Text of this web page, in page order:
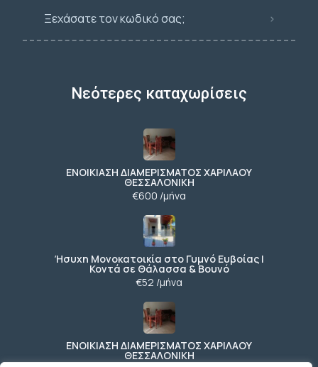
Ξεχάσατε τον κωδικό σας;
Νεότερες καταχωρίσεις
ΕΝΟΙΚΙΑΣΗ ΔΙΑΜΕΡΙΣΜΑΤΟΣ ΧΑΡΙΛΑΟΥ
ΘΕΣΣΑΛΟΝΙΚΗ
€600 /μήνα
Ήσυχη Μονοκατοικία στο Γυμνό Ευβοίας |
Κοντά σε Θάλασσα & Βουνό
€52 /μήνα
ΕΝΟΙΚΙΑΣΗ ΔΙΑΜΕΡΙΣΜΑΤΟΣ ΧΑΡΙΛΑΟΥ
ΘΕΣΣΑΛΟΝΙΚΗ